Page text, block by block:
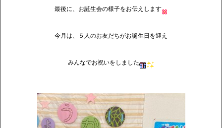
最後に、お誕生会の様子をお伝えします
今月は、５人のお友だちがお誕生日を迎え
みんなでお祝いをしました